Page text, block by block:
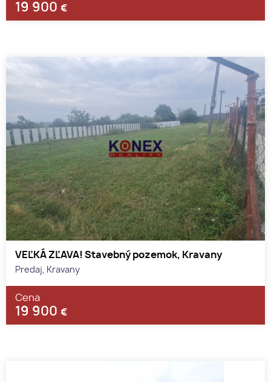
19 900 €
VEĽKÁ ZĽAVA! Stavebný pozemok, Kravany
Predaj, Kravany
Cena
19 900 €